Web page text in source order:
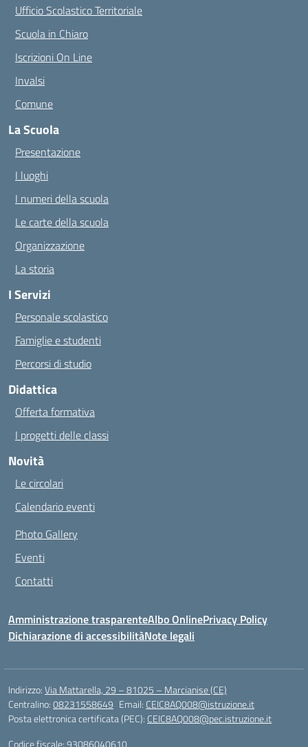
Ufficio Scolastico Territoriale
Scuola in Chiaro
Iscrizioni On Line
Invalsi
Comune
La Scuola
Presentazione
I luoghi
I numeri della scuola
Le carte della scuola
Organizzazione
La storia
I Servizi
Personale scolastico
Famiglie e studenti
Percorsi di studio
Didattica
Offerta formativa
I progetti delle classi
Novità
Le circolari
Calendario eventi
Photo Gallery
Eventi
Contatti
Amministrazione trasparenteAlbo OnlinePrivacy Policy
Dichiarazione di accessibilitàNote legali
Indirizzo:Via Mattarella, 29 – 81025 – Marcianise (CE)
Centralino:08231558649 Email: CEIC8AQ008@istruzione.it
Posta elettronica certificata (PEC): CEIC8AQ008@pec.istruzione.it
Codice fiscale: 93086040610